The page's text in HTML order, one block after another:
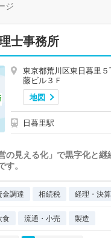
ジ
士事務所
東京都荒川区東日暮里
藤ビル３Ｆ
地図
日暮里駅
の見える化」で黒字化と継
す。
金調達 相続税 経理・決算
食 流通・小売 製造